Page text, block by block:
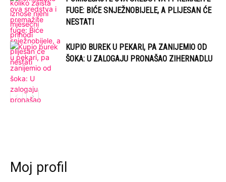
FUGE: BIĆE SNJEŽNOBIJELE, A PLIJESAN ĆE
NESTATI
KUPIO BUREK U PEKARI, PA ZANIJEMIO OD
ŠOKA: U ZALOGAJU PRONAŠAO ZIHERNADLU
Moj profil